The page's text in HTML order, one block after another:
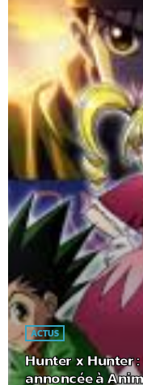
ACTUS
Hunter x Hunter
annoncée à